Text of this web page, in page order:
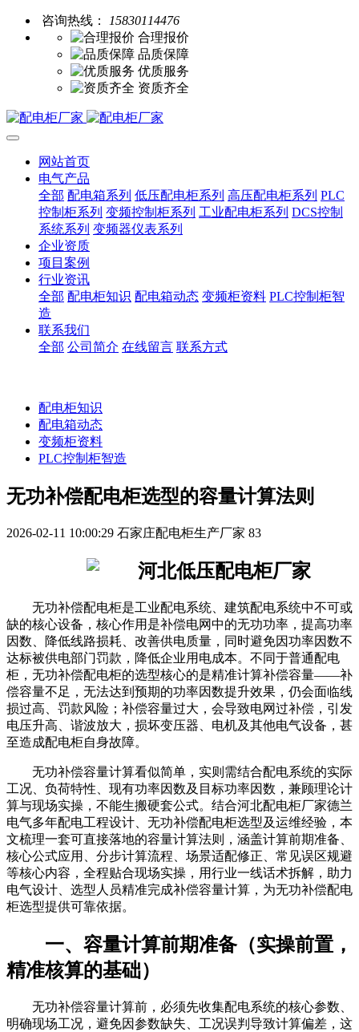
咨询热线：
15830114476
合理报价
品质保障
优质服务
资质齐全
网站首页
电气产品
全部 配电箱系列 低压配电柜系列 高压配电柜系列 PLC
控制柜系列 变频控制柜系列 工业配电柜系列 DCS控制
系统系列 变频器仪表系列
企业资质
项目案例
行业资讯
全部 配电柜知识 配电箱动态 变频柜资料 PLC控制柜智
造
联系我们
全部 公司简介 在线留言 联系方式
配电柜知识
配电箱动态
变频柜资料
PLC控制柜智造
无功补偿配电柜选型的容量计算法则
2026-02-11 10:00:29 石家庄配电柜生产厂家 83
无功补偿配电柜是工业配电系统、建筑配电系统中不可或
缺的核心设备，核心作用是补偿电网中的无功功率，提高功率
因数、降低线路损耗、改善供电质量，同时避免因功率因数不
达标被供电部门罚款，降低企业用电成本。不同于普通配电
柜，无功补偿配电柜的选型核心的是精准计算补偿容量——补
偿容量不足，无法达到预期的功率因数提升效果，仍会面临线
损过高、罚款风险；补偿容量过大，会导致电网过补偿，引发
电压升高、谐波放大，损坏变压器、电机及其他电气设备，甚
至造成配电柜自身故障。
无功补偿容量计算看似简单，实则需结合配电系统的实际
工况、负荷特性、现有功率因数及目标功率因数，兼顾理论计
算与现场实操，不能生搬硬套公式。结合河北配电柜厂家德兰
电气多年配电工程设计、无功补偿配电柜选型及运维经验，本
文梳理一套可直接落地的容量计算法则，涵盖计算前期准备、
核心公式应用、分步计算流程、场景适配修正、常见误区规避
等核心内容，全程贴合现场实操，用行业一线话术拆解，助力
电气设计、选型人员精准完成补偿容量计算，为无功补偿配电
柜选型提供可靠依据。
一、容量计算前期准备（实操前置，
精准核算的基础）
无功补偿容量计算前，必须先收集配电系统的核心参数、
明确现场工况，避免因参数缺失、工况误判导致计算偏差，这